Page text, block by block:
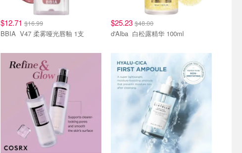
$12.71$16.99
BBIA V47 柔雾哑光唇釉 1支
$25.23 $48.00
d'Alba 白松露精华 100ml